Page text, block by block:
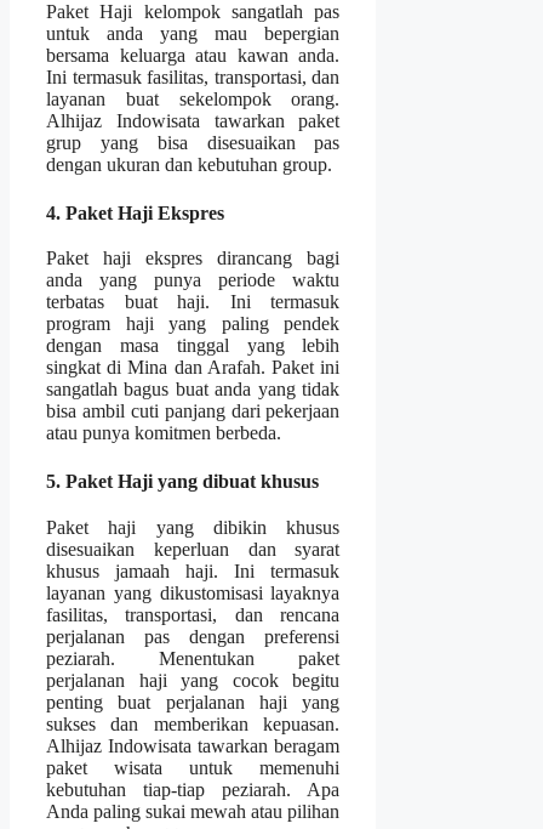
Paket Haji kelompok sangatlah pas
untuk anda yang mau bepergian
bersama keluarga atau kawan anda.
Ini termasuk fasilitas, transportasi, dan
layanan buat sekelompok orang.
Alhijaz Indowisata tawarkan paket
grup yang bisa disesuaikan pas
dengan ukuran dan kebutuhan group.
4. Paket Haji Ekspres
Paket haji ekspres dirancang bagi
anda yang punya periode waktu
terbatas buat haji. Ini termasuk
program haji yang paling pendek
dengan masa tinggal yang lebih
singkat di Mina dan Arafah. Paket ini
sangatlah bagus buat anda yang tidak
bisa ambil cuti panjang dari pekerjaan
atau punya komitmen berbeda.
5. Paket Haji yang dibuat khusus
Paket haji yang dibikin khusus
disesuaikan keperluan dan syarat
khusus jamaah haji. Ini termasuk
layanan yang dikustomisasi layaknya
fasilitas, transportasi, dan rencana
perjalanan pas dengan preferensi
peziarah. Menentukan paket
perjalanan haji yang cocok begitu
penting buat perjalanan haji yang
sukses dan memberikan kepuasan.
Alhijaz Indowisata tawarkan beragam
paket wisata untuk memenuhi
kebutuhan tiap-tiap peziarah. Apa
Anda paling sukai mewah atau pilihan